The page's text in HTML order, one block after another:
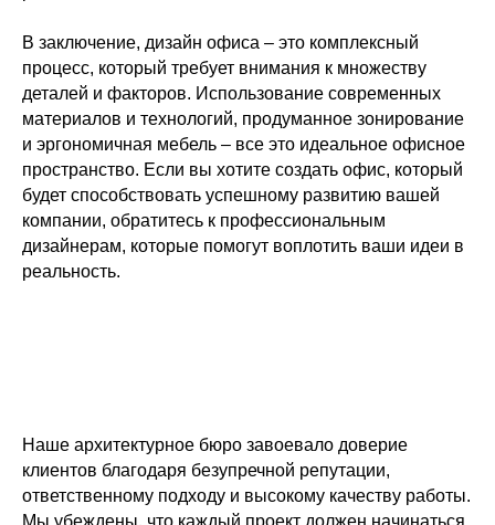
В заключение, дизайн офиса – это комплексный
процесс, который требует внимания к множеству
деталей и факторов. Использование современных
материалов и технологий, продуманное зонирование
и эргономичная мебель – все это идеальное офисное
пространство. Если вы хотите создать офис, который
будет способствовать успешному развитию вашей
компании, обратитесь к профессиональным
дизайнерам, которые помогут воплотить ваши идеи в
реальность.
Наше архитектурное бюро завоевало доверие
клиентов благодаря безупречной репутации,
ответственному подходу и высокому качеству работы.